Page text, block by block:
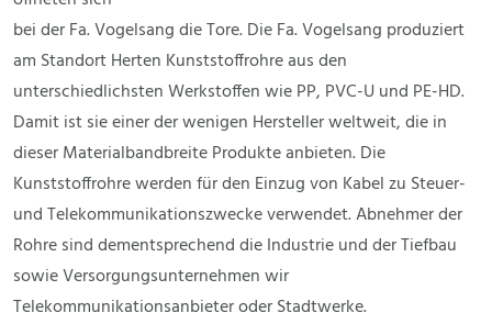
bei der Fa. Vogelsang die Tore. Die Fa. Vogelsang produziert
am Standort Herten Kunststoffrohre aus den
unterschiedlichsten Werkstoffen wie PP, PVC-U und PE-HD.
Damit ist sie einer der wenigen Hersteller weltweit, die in
dieser Materialbandbreite Produkte anbieten. Die
Kunststoffrohre werden für den Einzug von Kabel zu Steuer-
und Telekommunikationszwecke verwendet. Abnehmer der
Rohre sind dementsprechend die Industrie und der Tiefbau
sowie Versorgungsunternehmen wir
Telekommunikationsanbieter oder Stadtwerke.